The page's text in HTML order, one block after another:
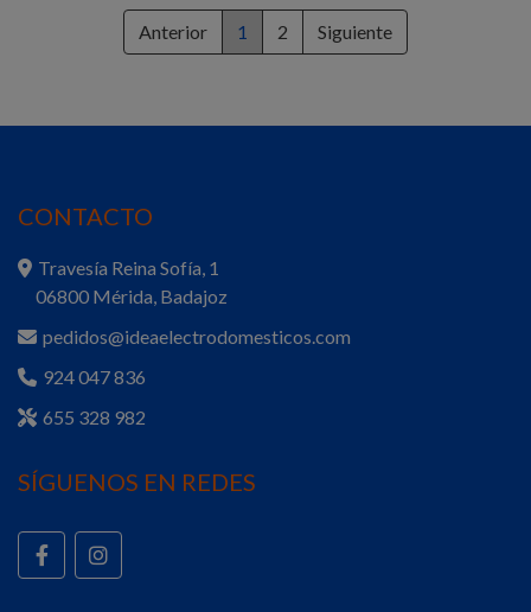
Anterior 1 2 Siguiente
CONTACTO
Travesía Reina Sofía, 1
06800 Mérida, Badajoz
pedidos@ideaelectrodomesticos.com
924 047 836
655 328 982
SÍGUENOS EN REDES